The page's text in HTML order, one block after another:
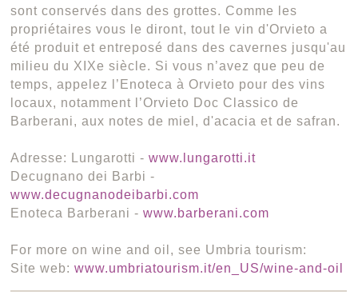
sont conservés dans des grottes. Comme les
propriétaires vous le diront, tout le vin d'Orvieto a
été produit et entreposé dans des cavernes jusqu'au
milieu du XIXe siècle. Si vous n’avez que peu de
temps, appelez l’Enoteca à Orvieto pour des vins
locaux, notamment l’Orvieto Doc Classico de
Barberani, aux notes de miel, d'acacia et de safran.
Adresse: Lungarotti -www.lungarotti.it
Decugnano dei Barbi -
www.decugnanodeibarbi.com
Enoteca Barberani -www.barberani.com
For more on wine and oil, see Umbria tourism:
Site web: www.umbriatourism.it/en_US/wine-and-oil